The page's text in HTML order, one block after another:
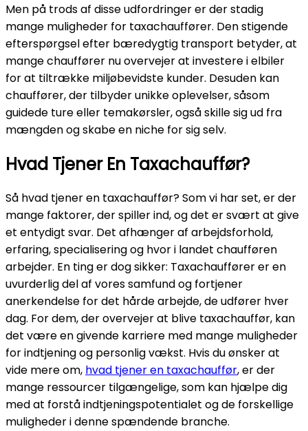
Men på trods af disse udfordringer er der stadig
mange muligheder for taxachauffører. Den stigende
efterspørgsel efter bæredygtig transport betyder, at
mange chauffører nu overvejer at investere i elbiler
for at tiltrække miljøbevidste kunder. Desuden kan
chauffører, der tilbyder unikke oplevelser, såsom
guidede ture eller temakørsler, også skille sig ud fra
mængden og skabe en niche for sig selv.
Hvad Tjener En Taxachauffør?
Så hvad tjener en taxachauffør? Som vi har set, er der
mange faktorer, der spiller ind, og det er svært at give
et entydigt svar. Det afhænger af arbejdsforhold,
erfaring, specialisering og hvor i landet chaufføren
arbejder. En ting er dog sikker: Taxachauffører er en
uvurderlig del af vores samfund og fortjener
anerkendelse for det hårde arbejde, de udfører hver
dag. For dem, der overvejer at blive taxachauffør, kan
det være en givende karriere med mange muligheder
for indtjening og personlig vækst. Hvis du ønsker at
vide mere om, hvad tjener en taxachauffør, er der
mange ressourcer tilgængelige, som kan hjælpe dig
med at forstå indtjeningspotentialet og de forskellige
muligheder i denne spændende branche.